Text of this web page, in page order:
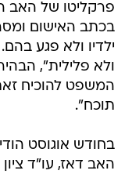
פרקליטו של האב
בכתב האישום
ילדיו ולא פגע
ולא פלילית",
המשפט להוכיח
תוכח".
בחודש אוגוסט
האב דאז, עו"ד